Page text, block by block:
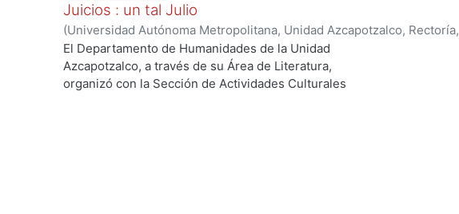
Juicios : un tal Julio
(Universidad Autónoma Metropolitana, Unidad Azcapotzalco, Rectoría,
Coordinación de Extensión Universitaria ,1985)
Rivas Iturralde, Vladimiro; López Aguilar, Enrique
Edelmira
El Departamento de Humanidades de la Unidad
Azcapotzalco, a través de su Área de Literatura,
organizó con la Sección de Actividades Culturales